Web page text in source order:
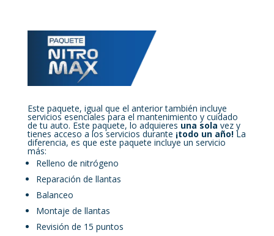
Este paquete, igual que el anterior también incluye
servicios esenciales para el mantenimiento y cuidado
de tu auto. Este paquete, lo adquieres una sola vez y
tienes acceso a los servicios durante ¡todo un año!La
diferencia, es que este paquete incluye un servicio
más:
Relleno de nitrógeno
Reparación de llantas
Balanceo
Montaje de llantas
Revisión de 15 puntos